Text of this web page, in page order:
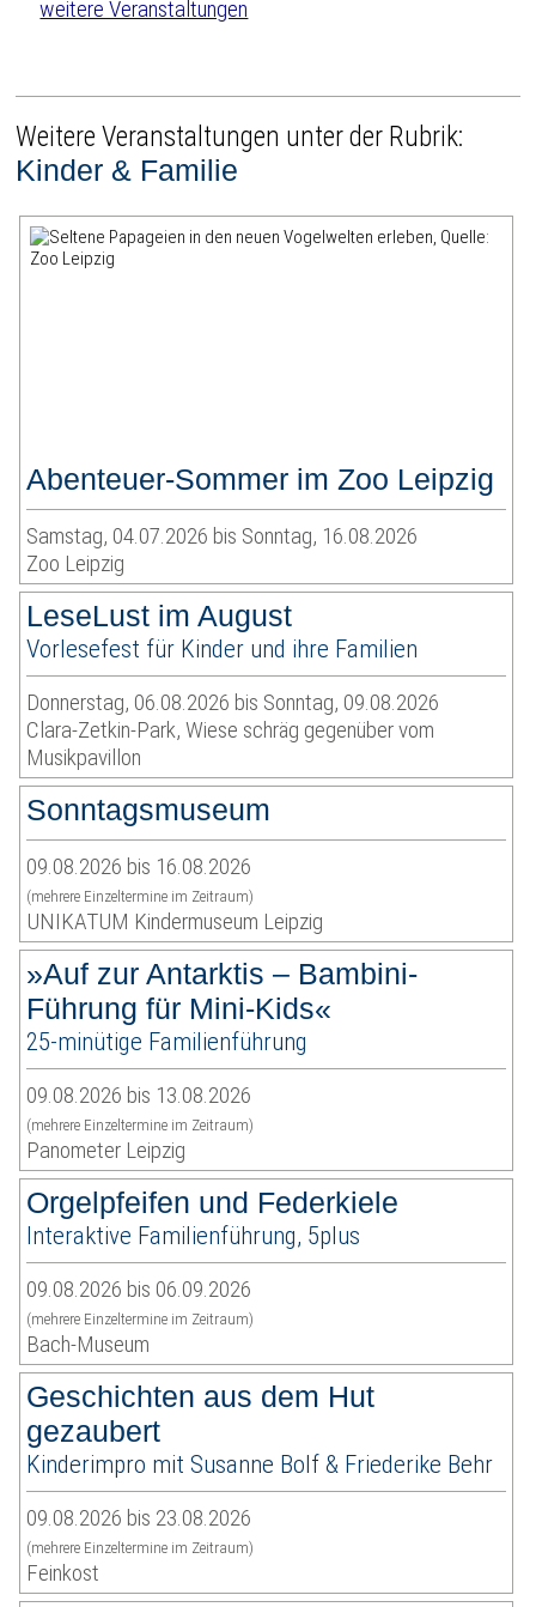
weitere Veranstaltungen
Weitere Veranstaltungen unter der Rubrik:
Kinder & Familie
Abenteuer-Sommer im Zoo Leipzig
Samstag, 04.07.2026 bis Sonntag, 16.08.2026
Zoo Leipzig
LeseLust im August
Vorlesefest für Kinder und ihre Familien
Donnerstag, 06.08.2026 bis Sonntag, 09.08.2026
Clara-Zetkin-Park, Wiese schräg gegenüber vom
Musikpavillon
Sonntagsmuseum
09.08.2026 bis 16.08.2026
(mehrere Einzeltermine im Zeitraum)
UNIKATUM Kindermuseum Leipzig
»Auf zur Antarktis – Bambini-
Führung für Mini-Kids«
25-minütige Familienführung
09.08.2026 bis 13.08.2026
(mehrere Einzeltermine im Zeitraum)
Panometer Leipzig
Orgelpfeifen und Federkiele
Interaktive Familienführung, 5plus
09.08.2026 bis 06.09.2026
(mehrere Einzeltermine im Zeitraum)
Bach-Museum
Geschichten aus dem Hut
gezaubert
Kinderimpro mit Susanne Bolf & Friederike Behr
09.08.2026 bis 23.08.2026
(mehrere Einzeltermine im Zeitraum)
Feinkost